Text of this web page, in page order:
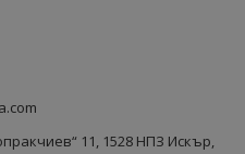
11, 1528 НПЗ Искър,